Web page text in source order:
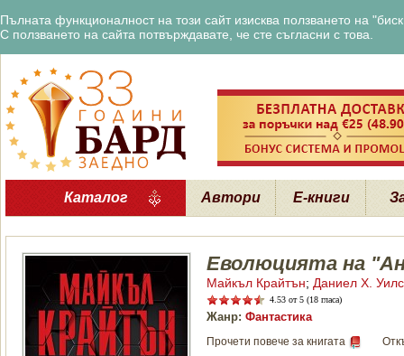
Пълната функционалност на този сайт изисква ползването на
С ползването на сайта потвърждавате, че сте съгласни с това.
Каталог Автори Е-книги
Еволюцията на
Майкъл Крайтън; Даниел Х.
4.53 от 5 (18 гласа)
Жанр: Фантастика
Прочети повече за книгата